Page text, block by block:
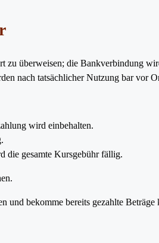
überweisen; die Bankverbindung
nach tatsächlicher Nutzung bar vor
wird einbehalten.
die gesamte Kursgebühr fällig.
bekomme bereits gezahlte